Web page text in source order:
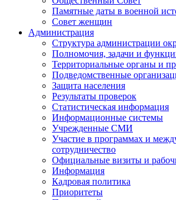
Памятные даты в военной
Совет женщин
Администрация
Структура администрации
Полномочия, задачи и
Территориальные органы и
Подведомственные
Защита населения
Результаты проверок
Статистическая информация
Информационные системы
Учрежденные СМИ
Участие в программах и
сотрудничество
Официальные визиты и
Информация
Кадровая политика
Приоритеты